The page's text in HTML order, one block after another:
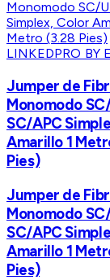
LINKEDPRO BY
Jumper de
Monomodo
SC/APC
Amarillo 1
Pies)
Jumper de
Monomodo
SC/APC
Amarillo 1
Pies)